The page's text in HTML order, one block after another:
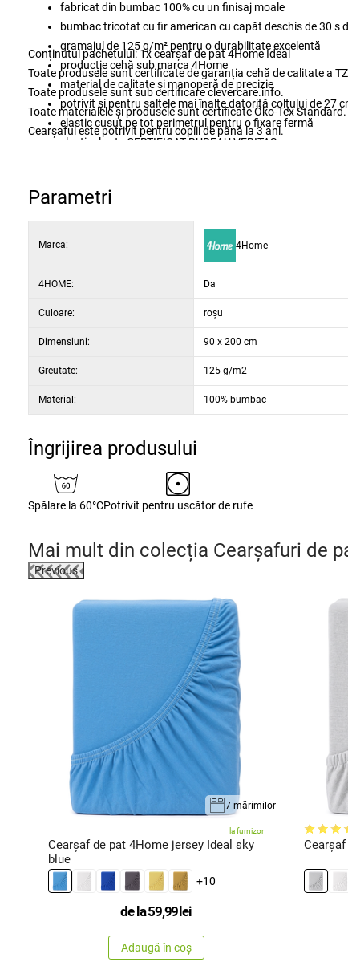
fabricat din bumbac 100% cu un finisaj moale
bumbac tricotat cu fir american cu capăt deschis de 30 s
gramajul de 125 g/m² pentru o durabilitate excelentă
producție cehă sub marca 4Home
material de calitate și manoperă de precizie
potrivit și pentru saltele mai înalte datorită colțului de 27
elastic cusut pe tot perimetrul pentru o fixare fermă
elasticul este CERTIFICAT BUREAU VERITAS
culori subtile și elegante
Conținutul pachetului: 1x cearșaf de pat 4Home Ideal
Toate produsele sunt certificate de garanția cehă de calitate a
Toate produsele sunt sub certificare clevercare.info.
Toate materialele și produsele sunt certificate Öko-Tex Standard.
Cearșaful este potrivit pentru copiii de până la 3 ani.
Parametri
Marca: 4Home
4HOME: Da
Culoare: roșu
Dimensiuni: 90 x 200 cm
Greutate: 125 g/m2
Material: 100% bumbac
Îngrijirea produsului
Spălare la 60°CPotrivit pentru uscător de rufe
Mai mult din colecția Cearșafuri de
Previous
7 mărimilor
la furnizor
Cearșaf de pat 4Home jersey Ideal sky
blue
+10
de la59,99lei
Adaugă în coș